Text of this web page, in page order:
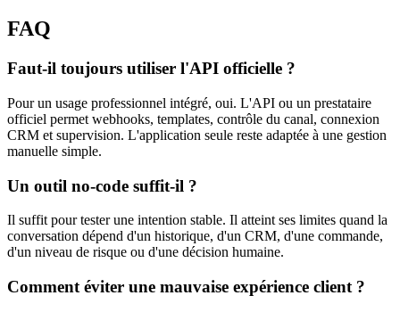
FAQ
Faut-il toujours utiliser l'API officielle ?
Pour un usage professionnel intégré, oui. L'API ou un prestataire
officiel permet webhooks, templates, contrôle du canal, connexion
CRM et supervision. L'application seule reste adaptée à une gestion
manuelle simple.
Un outil no-code suffit-il ?
Il suffit pour tester une intention stable. Il atteint ses limites quand la
conversation dépend d'un historique, d'un CRM, d'une commande,
d'un niveau de risque ou d'une décision humaine.
Comment éviter une mauvaise expérience client ?